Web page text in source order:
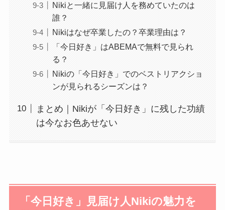
Nikiと一緒に見届け人を務めていたのは
誰？
Nikiはなぜ卒業したの？卒業理由は？
「今日好き」はABEMAで無料で見られ
る？
Nikiの「今日好き」でのベストリアクショ
ンが見られるシーズンは？
まとめ｜Nikiが「今日好き」に残した功績
は今なお色あせない
「今日好き」見届け人Nikiの魅力を